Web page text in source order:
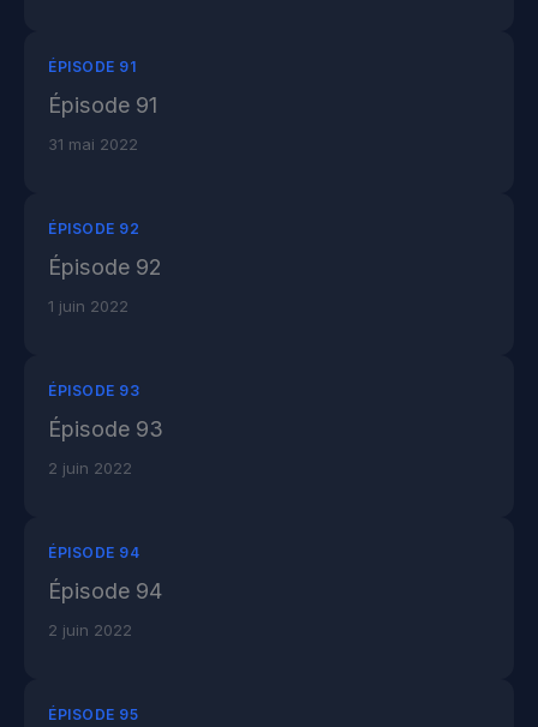
ÉPISODE 91
Épisode 91
31 mai 2022
ÉPISODE 92
Épisode 92
1 juin 2022
ÉPISODE 93
Épisode 93
2 juin 2022
ÉPISODE 94
Épisode 94
2 juin 2022
ÉPISODE 95